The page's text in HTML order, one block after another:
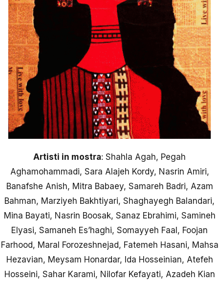
Artisti in mostra: Shahla Agah, Pegah
Aghamohammadi, Sara Alajeh Kordy, Nasrin Amiri,
Banafshe Anish, Mitra Babaey, Samareh Badri, Azam
Bahman, Marziyeh Bakhtiyari, Shaghayegh Balandari,
Mina Bayati, Nasrin Boosak, Sanaz Ebrahimi, Samineh
Elyasi, Samaneh Es’haghi, Somayyeh Faal, Foojan
Farhood, Maral Forozeshnejad, Fatemeh Hasani, Mahsa
Hezavian, Meysam Honardar, Ida Hosseinian, Atefeh
Hosseini, Sahar Karami, Nilofar Kefayati, Azadeh Kian